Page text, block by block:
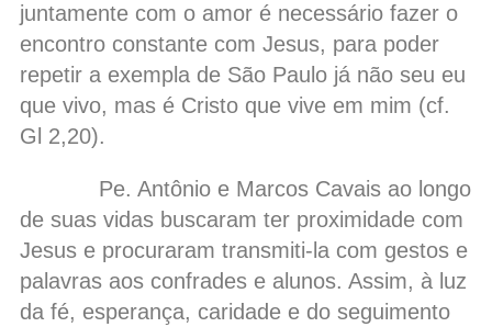
juntamente com o amor é necessário fazer o
encontro constante com Jesus, para poder
repetir a exempla de São Paulo já não seu eu
que vivo, mas é Cristo que vive em mim (cf.
Gl 2,20).
Pe. Antônio e Marcos Cavais ao longo
de suas vidas buscaram ter proximidade com
Jesus e procuraram transmiti-la com gestos e
palavras aos confrades e alunos. Assim, à luz
da fé, esperança, caridade e do seguimento